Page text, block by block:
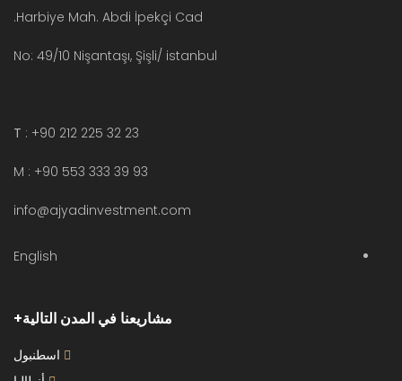
Harbiye Mah. Abdi İpekçi Cad.
No: 49/10 Nişantaşı, Şişli/ istanbul
T : +90 212 225 32 23
M : +90 553 333 39 93
info@ajyadinvestment.com
English
مشاريعنا في المدن التالية
اسطنبول